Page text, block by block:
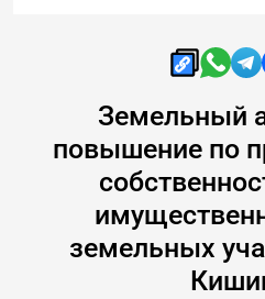
Земельный
повышение по
земельных